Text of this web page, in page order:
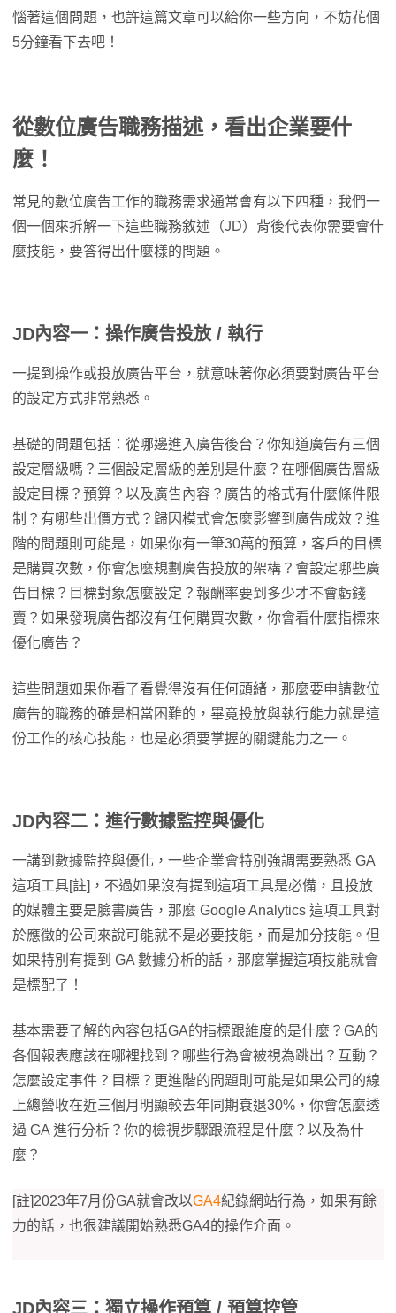
惱著這個問題，也許這篇文章可以給你一些方向，不妨花個
5分鐘看下去吧！
從數位廣告職務描述，看出企業要什
麼！
常見的數位廣告工作的職務需求通常會有以下四種，我們一
個一個來拆解一下這些職務敘述（JD）背後代表你需要會什
麼技能，要答得出什麼樣的問題。
JD內容一：操作廣告投放 / 執行
一提到操作或投放廣告平台，就意味著你必須要對廣告平台
的設定方式非常熟悉。
基礎的問題包括：從哪邊進入廣告後台？你知道廣告有三個
設定層級嗎？三個設定層級的差別是什麼？在哪個廣告層級
設定目標？預算？以及廣告內容？廣告的格式有什麼條件限
制？有哪些出價方式？歸因模式會怎麼影響到廣告成效？進
階的問題則可能是，如果你有一筆30萬的預算，客戶的目標
是購買次數，你會怎麼規劃廣告投放的架構？會設定哪些廣
告目標？目標對象怎麼設定？報酬率要到多少才不會虧錢
賣？如果發現廣告都沒有任何購買次數，你會看什麼指標來
優化廣告？
這些問題如果你看了看覺得沒有任何頭緒，那麼要申請數位
廣告的職務的確是相當困難的，畢竟投放與執行能力就是這
份工作的核心技能，也是必須要掌握的關鍵能力之一。
JD內容二：進行數據監控與優化
一講到數據監控與優化，一些企業會特別強調需要熟悉 GA
這項工具[註]，不過如果沒有提到這項工具是必備，且投放
的媒體主要是臉書廣告，那麼 Google Analytics 這項工具對
於應徵的公司來說可能就不是必要技能，而是加分技能。但
如果特別有提到 GA 數據分析的話，那麼掌握這項技能就會
是標配了！
基本需要了解的內容包括GA的指標跟維度的是什麼？GA的
各個報表應該在哪裡找到？哪些行為會被視為跳出？互動？
怎麼設定事件？目標？更進階的問題則可能是如果公司的線
上總營收在近三個月明顯較去年同期衰退30%，你會怎麼透
過 GA 進行分析？你的檢視步驟跟流程是什麼？以及為什
麼？
[註]2023年7月份GA就會改以GA4紀錄網站行為，如果有餘
力的話，也很建議開始熟悉GA4的操作介面。
JD內容三：獨立操作預算 / 預算控管